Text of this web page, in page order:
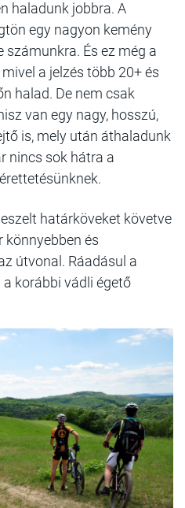
haladunk jobbra. A
egy nagyon kemény
És ez még a
a jelzés több 20+ és
halad. De nem csak
van egy nagy, hosszú,
is, mely után áthaladunk
nincs sok hátra a
határköveket követve
könnyebben és
útvonal. Ráadásul a
korábbi vádli égető